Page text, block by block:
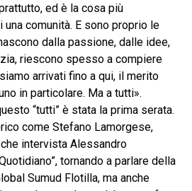
ed è la cosa più
comunità. E sono proprio le
dalla passione, dalle idee,
riescono spesso a compiere
arrivati fino a qui, il merito
in particolare. Ma a tutti».
“tutti” è stata la prima serata.
come Stefano Lamorgese,
intervista Alessandro
tornando a parlare della
Sumud Flotilla, ma anche